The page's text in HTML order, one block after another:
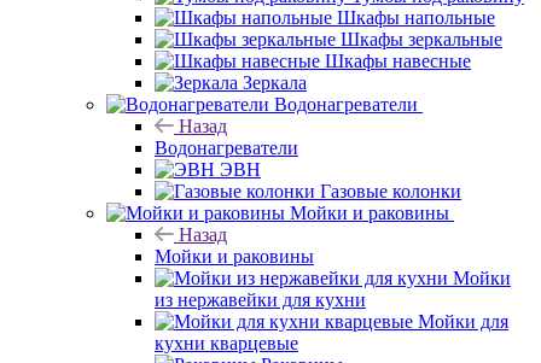
Шкафы напольные
Шкафы зеркальные
Шкафы навесные
Зеркала
Водонагреватели
Назад
Водонагреватели
ЭВН
Газовые колонки
Мойки и раковины
Назад
Мойки и раковины
Мойки
из нержавейки для кухни
Мойки для
кухни кварцевые